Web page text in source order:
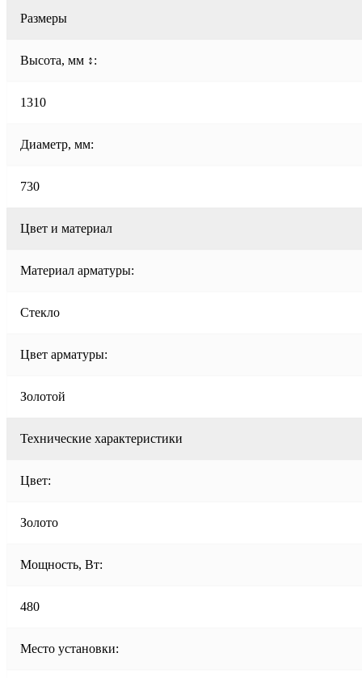
Размеры
Высота, мм ↕:
1310
Диаметр, мм:
730
Цвет и материал
Материал арматуры:
Стекло
Цвет арматуры:
Золотой
Технические характеристики
Цвет:
Золото
Мощность, Вт:
480
Место установки: